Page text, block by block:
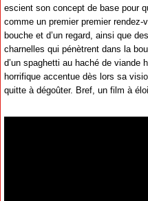
escient son concept de base pour
comme un premier premier rendez-
bouche et d’un regard, ainsi que
charnelles qui pénètrent dans la
d’un spaghetti au haché de viande
horrifique accentue dès lors sa
quitte à dégoûter. Bref, un film à